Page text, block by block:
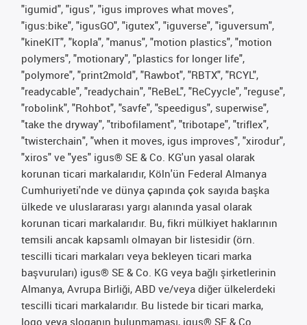
"igumid", "igus", "igus improves what moves",
"igus:bike", "igusGO", "igutex", "iguverse", "iguversum",
"kineKIT", "kopla", "manus", "motion plastics", "motion
polymers", "motionary", "plastics for longer life",
"polymore", "print2mold", "Rawbot", "RBTX", "RCYL",
"readycable", "readychain", "ReBeL", "ReCyycle", "reguse",
"robolink", "Rohbot", "savfe", "speedigus", superwise",
"take the dryway", "tribofilament", "tribotape", "triflex",
"twisterchain", "when it moves, igus improves", "xirodur",
"xiros" ve "yes" igus® SE & Co. KG'un yasal olarak
korunan ticari markalarıdır, Köln'ün Federal Almanya
Cumhuriyeti'nde ve dünya çapında çok sayıda başka
ülkede ve uluslararası yargı alanında yasal olarak
korunan ticari markalarıdır. Bu, fikri mülkiyet haklarının
temsili ancak kapsamlı olmayan bir listesidir (örn.
tescilli ticari markaları veya bekleyen ticari marka
başvuruları) igus® SE & Co. KG veya bağlı şirketlerinin
Almanya, Avrupa Birliği, ABD ve/veya diğer ülkelerdeki
tescilli ticari markalarıdır. Bu listede bir ticari marka,
logo veya sloganın bulunmaması, igus® SE & Co.